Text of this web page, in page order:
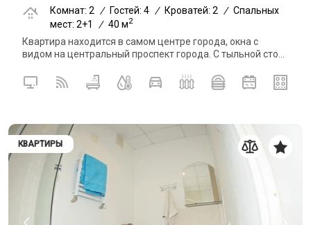
Комнат: 2 / Гостей: 4 / Кроватей: 2 / Спальных
мест: 2+1
/ 40 м2
Квартира находится в самом центре города, окна с
видом на центральный проспект города. С тыльной сто...
КВАРТИРЫ